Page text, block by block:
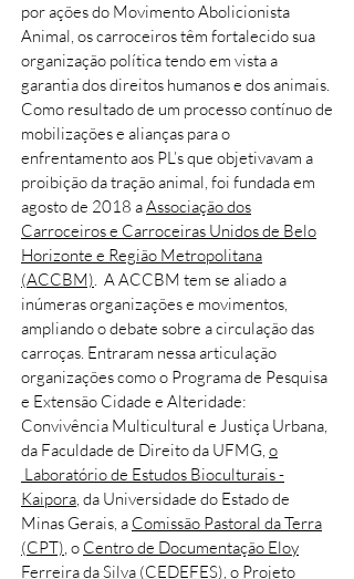
por ações do Movimento Abolicionista
Animal, os carroceiros têm fortalecido sua
organização política tendo em vista a
garantia dos direitos humanos e dos animais.
Como resultado de um processo contínuo de
mobilizações e alianças para o
enfrentamento aos PL’s que objetivavam a
proibição da tração animal, foi fundada em
agosto de 2018 aAssociação dos
Carroceiros e Carroceiras Unidos de Belo
Horizonte e Região Metropolitana
(ACCBM). A ACCBM tem se aliado a
inúmeras organizações e movimentos,
ampliando o debate sobre a circulação das
carroças. Entraram nessa articulação
organizações como o Programa de Pesquisa
e Extensão Cidade e Alteridade:
Convivência Multicultural e Justiça Urbana,
da Faculdade de Direito da UFMG, o
Laboratório de Estudos Bioculturais -
Kaipora, da Universidade do Estado de
Minas Gerais, a Comissão Pastoral da Terra
(CPT), o Centro de Documentação Eloy
Ferreira da Silva (CEDEFES), o Projeto